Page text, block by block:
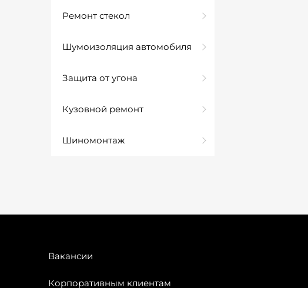
Ремонт стекол
Шумоизоляция автомобиля
Защита от угона
Кузовной ремонт
Шиномонтаж
Вакансии
Корпоративным клиентам